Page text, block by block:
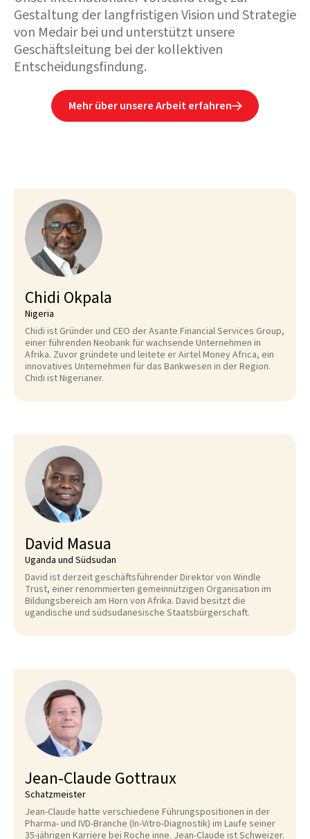
Gestaltung der langfristigen Vision und Strategie
von Medair bei und unterstützt unsere
Geschäftsleitung bei der kollektiven
Entscheidungsfindung.
Mehr über unsere Arbeit erfahren
Chidi Okpala
Nigeria
Chidi ist Gründer und CEO der Asante Financial Services Group,
einer führenden Neobank für wachsende Unternehmen in
Afrika. Zuvor gründete und leitete er Airtel Money Africa, ein
innovatives Unternehmen für das Bankwesen in der Region.
Chidi ist Nigerianer.
David Masua
Uganda und Südsudan
David ist derzeit geschäftsführender Direktor von Windle
Trust, einer renommierten gemeinnützigen Organisation im
Bildungsbereich am Horn von Afrika. David besitzt die
ugandische und südsudanesische Staatsbürgerschaft.
Jean-Claude Gottraux
Schatzmeister
Jean-Claude hatte verschiedene Führungspositionen in der
Pharma- und IVD-Branche (In-Vitro-Diagnostik) im Laufe seiner
35-jährigen Karriere bei Roche inne. Jean-Claude ist Schweizer.